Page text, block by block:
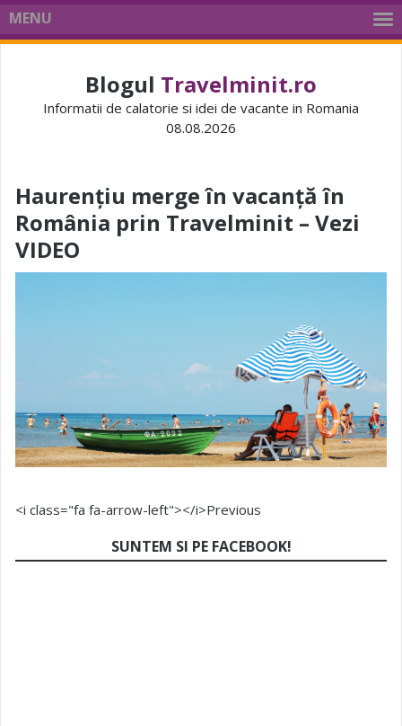
MENU
Blogul Travelminit.ro
Informatii de calatorie si idei de vacante in Romania
08.08.2026
Haurențiu merge în vacanță în
România prin Travelminit – Vezi
VIDEO
<i class="fa fa-arrow-left"></i>Previous
SUNTEM SI PE FACEBOOK!